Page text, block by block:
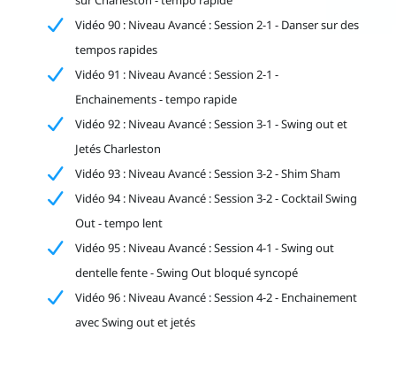
Vidéo 90 : Niveau Avancé : Session 2-1 - Danser sur des
tempos rapides
Vidéo 91 : Niveau Avancé : Session 2-1 -
Enchainements - tempo rapide
Vidéo 92 : Niveau Avancé : Session 3-1 - Swing out et
Jetés Charleston
Vidéo 93 : Niveau Avancé : Session 3-2 - Shim Sham
Vidéo 94 : Niveau Avancé : Session 3-2 - Cocktail Swing
Out - tempo lent
Vidéo 95 : Niveau Avancé : Session 4-1 - Swing out
dentelle fente - Swing Out bloqué syncopé
Vidéo 96 : Niveau Avancé : Session 4-2 - Enchainement
avec Swing out et jetés